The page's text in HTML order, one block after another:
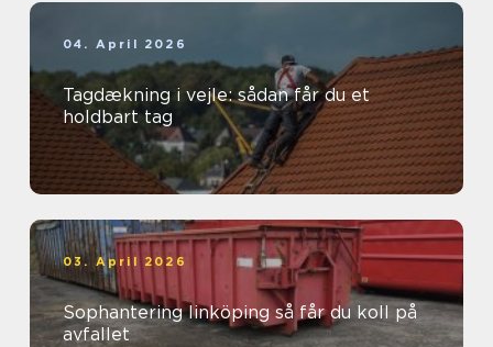
04. April 2026
Tagdækning i vejle: sådan får du et
holdbart tag
03. April 2026
Sophantering linköping så får du koll på
avfallet